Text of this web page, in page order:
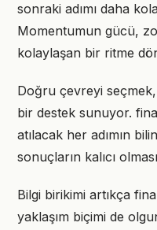
sonraki adımı daha
Momentumun gücü,
kolaylaşan bir ritme
Doğru çevreyi
bir destek sunuyor.
atılacak her adımın
sonuçların kalıcı
Bilgi birikimi artıkça
yaklaşım biçimi de